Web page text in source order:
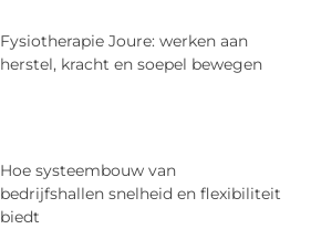
Fysiotherapie Joure: werken aan
herstel, kracht en soepel bewegen
Hoe systeembouw van
bedrijfshallen snelheid en flexibiliteit
biedt